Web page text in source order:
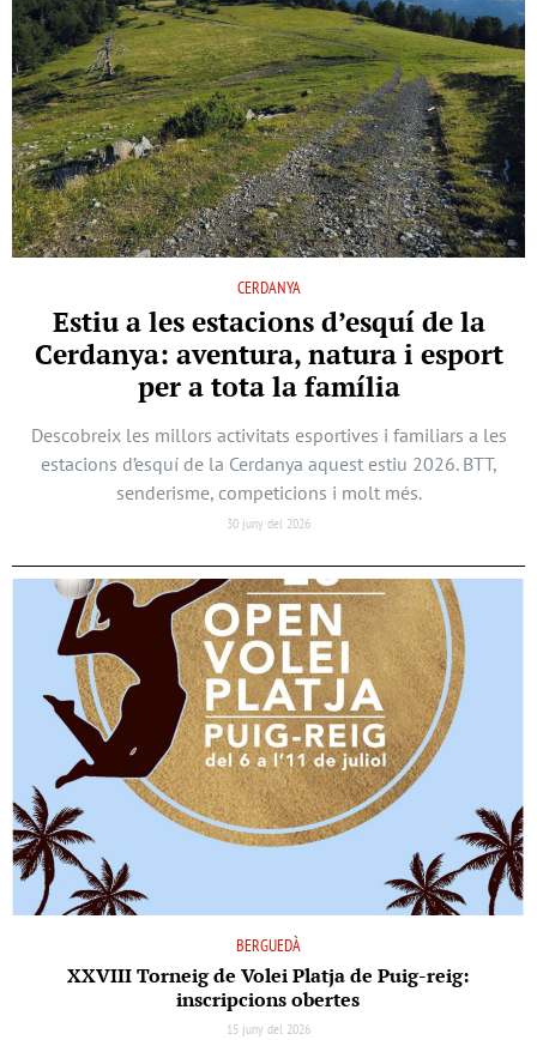
CERDANYA
Estiu a les estacions d’esquí de la
Cerdanya: aventura, natura i esport
per a tota la família
Descobreix les millors activitats esportives i familiars a les
estacions d’esquí de la Cerdanya aquest estiu 2026. BTT,
senderisme, competicions i molt més.
30 juny del 2026
BERGUEDÀ
XXVIII Torneig de Volei Platja de Puig-reig:
inscripcions obertes
15 juny del 2026